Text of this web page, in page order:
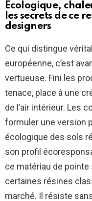
Écologique,
les secrets de ce
designers
Ce qui distingue
européenne, c’est
vertueuse. Fini les
tenace, place à une
de l’air intérieur. Les
formuler une version
écologique des sols
son profil
ce matériau de
certaines résines
marché. Il résiste